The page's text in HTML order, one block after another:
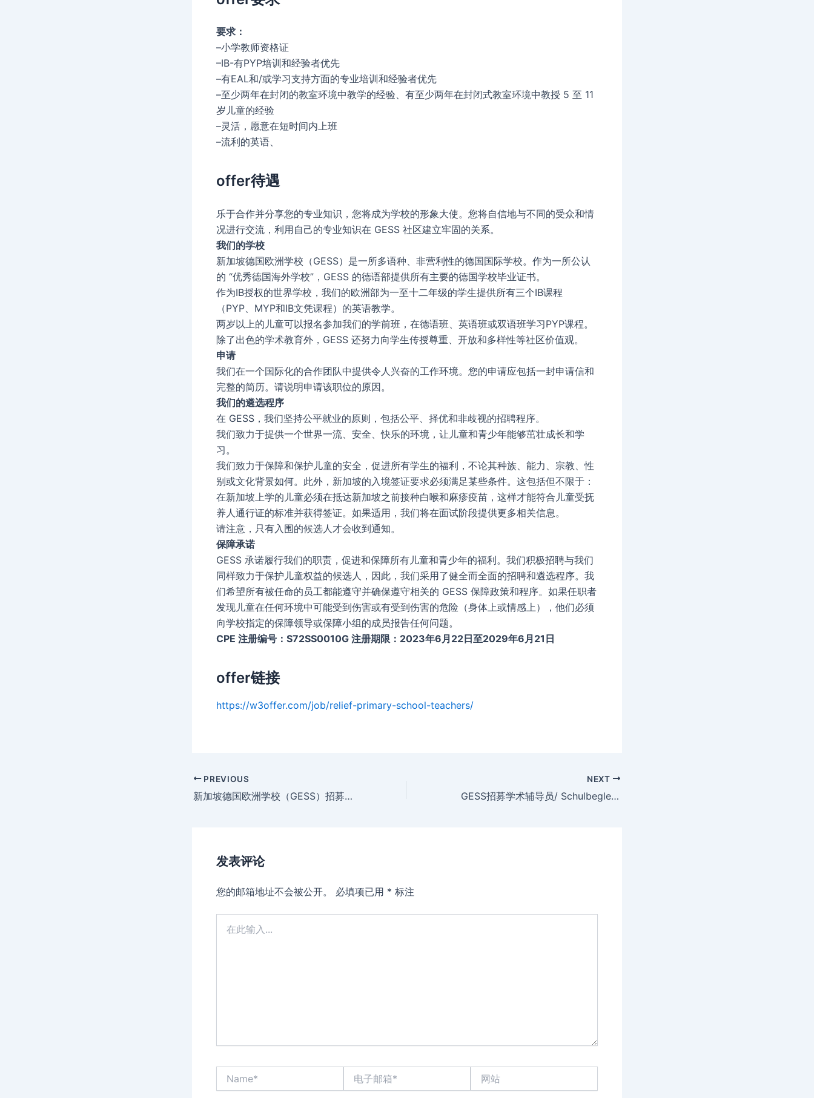
要求：
–小学教师资格证
–IB-有PYP培训和经验者优先
–有EAL和/或学习支持方面的专业培训和经验者优先
–至少两年在封闭的教室环境中教学的经验、有至少两年在封闭式教室环境中教授 5 至 11
岁儿童的经验
–灵活，愿意在短时间内上班
–流利的英语、
offer待遇
乐于合作并分享您的专业知识，您将成为学校的形象大使。您将自信地与不同的受众和情
况进行交流，利用自己的专业知识在 GESS 社区建立牢固的关系。
我们的学校
新加坡德国欧洲学校（GESS）是一所多语种、非营利性的德国国际学校。作为一所公认
的 “优秀德国海外学校”，GESS 的德语部提供所有主要的德国学校毕业证书。
作为IB授权的世界学校，我们的欧洲部为一至十二年级的学生提供所有三个IB课程
（PYP、MYP和IB文凭课程）的英语教学。
两岁以上的儿童可以报名参加我们的学前班，在德语班、英语班或双语班学习PYP课程。
除了出色的学术教育外，GESS 还努力向学生传授尊重、开放和多样性等社区价值观。
申请
我们在一个国际化的合作团队中提供令人兴奋的工作环境。您的申请应包括一封申请信和
完整的简历。请说明申请该职位的原因。
我们的遴选程序
在 GESS，我们坚持公平就业的原则，包括公平、择优和非歧视的招聘程序。
我们致力于提供一个世界一流、安全、快乐的环境，让儿童和青少年能够茁壮成长和学
习。
我们致力于保障和保护儿童的安全，促进所有学生的福利，不论其种族、能力、宗教、性
别或文化背景如何。此外，新加坡的入境签证要求必须满足某些条件。这包括但不限于：
在新加坡上学的儿童必须在抵达新加坡之前接种白喉和麻疹疫苗，这样才能符合儿童受抚
养人通行证的标准并获得签证。如果适用，我们将在面试阶段提供更多相关信息。
请注意，只有入围的候选人才会收到通知。
保障承诺
GESS 承诺履行我们的职责，促进和保障所有儿童和青少年的福利。我们积极招聘与我们
同样致力于保护儿童权益的候选人，因此，我们采用了健全而全面的招聘和遴选程序。我
们希望所有被任命的员工都能遵守并确保遵守相关的 GESS 保障政策和程序。如果任职者
发现儿童在任何环境中可能受到伤害或有受到伤害的危险（身体上或情感上），他们必须
向学校指定的保障领导或保障小组的成员报告任何问题。
CPE 注册编号：S72SS0010G 注册期限：2023年6月22日至2029年6月21日
offer链接
https://w3offer.com/job/relief-primary-school-teachers/
Post
navigation
PREVIOUS
新加坡德国欧洲学校（GESS）招募救助小学助理教师
NEXT
GESS招募学术辅导员/ Schulbegleitung AY24/25
发表评论
您的邮箱地址不会被公开。 必填项已用 * 标注